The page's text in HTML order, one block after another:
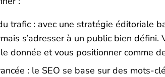
trafic : avec une stratégie éditoriale
s’adresser à un public bien défini.
donnée et vous positionner comme
: le SEO se base sur des mots-